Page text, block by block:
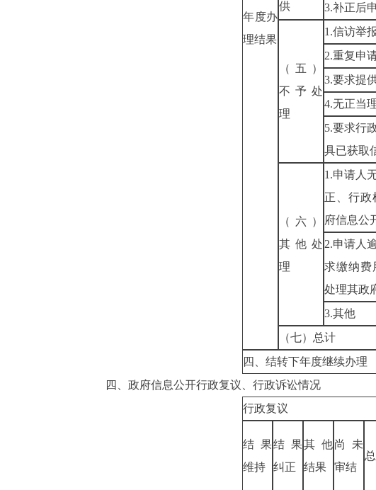
年度办
理结果
供
3.补正后
（五）
不予处
理
1.信访举
2.重复申
3.要求提
4.无正当
5.要求行
具已获取
（六）
其他处
理
1.申请人
正、行政
府信息公
2.申请人
求缴纳费
处理其政
3.其他
（七）总计
四、结转下年度继续办理
四、政府信息公开行政复议、行政诉讼情况
行政复议
结果
维持
结果
纠正
其他
结果
尚未
审结